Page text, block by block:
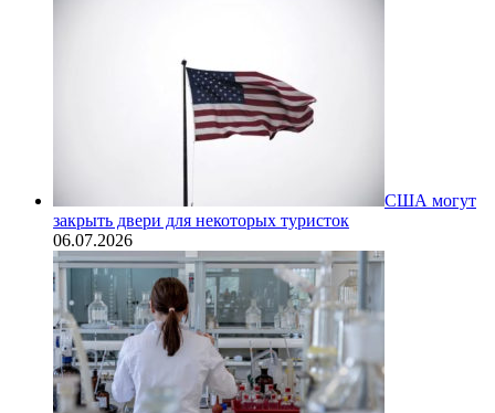
США могут
закрыть двери для некоторых туристок
06.07.2026